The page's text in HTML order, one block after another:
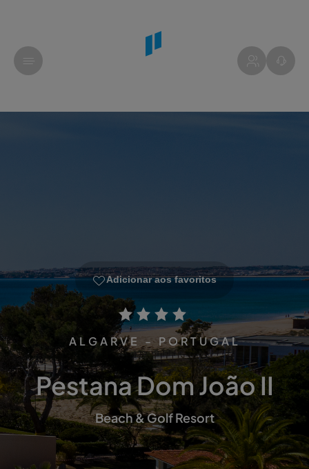
Adicionar aos favoritos
ALGARVE - PORTUGAL
Pestana Dom João II
Beach & Golf Resort